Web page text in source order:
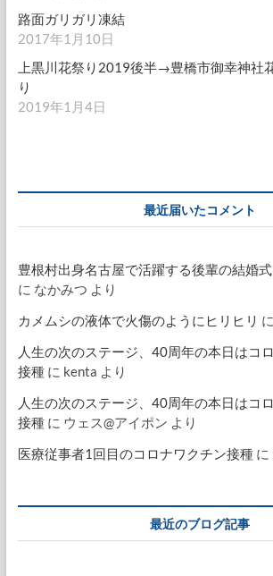
路面ガリガリ凍結
2017年1月10日
上黒川花祭り2019後半→豊橋市御幸神社
り
2019年1月4日
最近届いたコメント
豊根村出身名古屋で活躍する後輩の結婚
に なかみつ より
カメムシの液体で火傷のようにヒリヒリ に
人生の次のステージ、40周年の本日はコ
接種に kenta より
人生の次のステージ、40周年の本日はコ
接種に ウェス@アイポン より
医療従事者1回目のコロナワクチン接種に
最近のブログ記事